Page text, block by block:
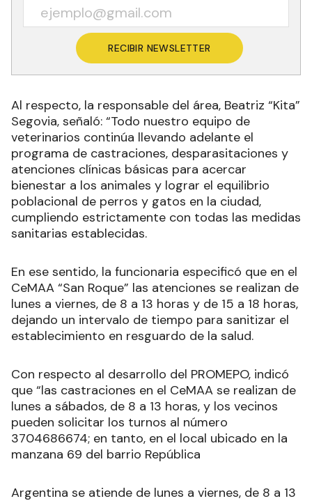
RECIBIR NEWSLETTER
Al respecto, la responsable del área, Beatriz “Kita”
Segovia, señaló: “Todo nuestro equipo de
veterinarios continúa llevando adelante el
programa de castraciones, desparasitaciones y
atenciones clínicas básicas para acercar
bienestar a los animales y lograr el equilibrio
poblacional de perros y gatos en la ciudad,
cumpliendo estrictamente con todas las medidas
sanitarias establecidas.
En ese sentido, la funcionaria especificó que en el
CeMAA “San Roque” las atenciones se realizan de
lunes a viernes, de 8 a 13 horas y de 15 a 18 horas,
dejando un intervalo de tiempo para sanitizar el
establecimiento en resguardo de la salud.
Con respecto al desarrollo del PROMEPO, indicó
que “las castraciones en el CeMAA se realizan de
lunes a sábados, de 8 a 13 horas, y los vecinos
pueden solicitar los turnos al número
3704686674; en tanto, en el local ubicado en la
manzana 69 del barrio República
Argentina se atiende de lunes a viernes, de 8 a 13